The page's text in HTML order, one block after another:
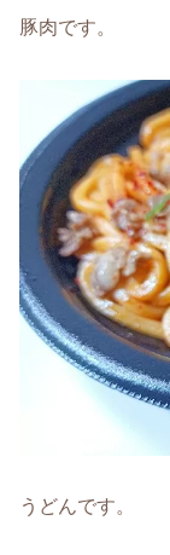
豚肉です。
うどんです。